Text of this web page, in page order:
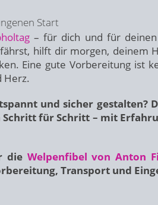
Start
– für dich und für deinen
hilft dir morgen, deinem
Eine gute Vorbereitung ist
Herz.
und sicher gestalten?
für Schritt – mit
die Welpenfibel von Anton
Transport und